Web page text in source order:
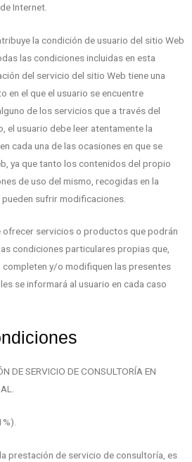
Internet.
la condición de usuario del sitio Web
las condiciones incluidas en esta
del servicio del sitio Web tiene una
en el que el usuario se encuentre
de los servicios que a través del
el usuario debe leer atentamente la
cada una de las ocasiones en que se
ya que tanto los contenidos del propio
de uso del mismo, recogidas en la
sufrir modificaciones.
ofrecer servicios o productos que podrán
condiciones particulares propias que,
completen y/o modifiquen las presentes
se informará al usuario en cada caso
DE SERVICIO DE CONSULTORÍA EN
prestación de servicio de consultoría, es